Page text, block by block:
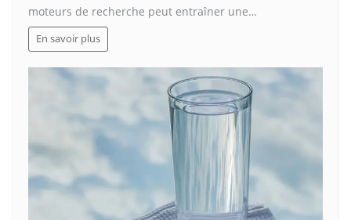
moteurs de recherche peut entraîner une…
En savoir plus